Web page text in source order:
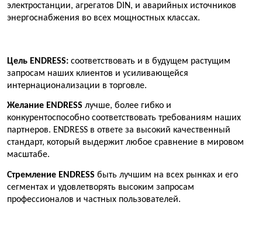
электростанции, агрегатов DIN, и аварийных источников
энергоснабжения во всех мощностных классах.
Цель ENDRESS: соответствовать и в будущем растущим
запросам наших клиентов и усиливающейся
интернационализации в торговле.
Желание ENDRESS лучше, более гибко и
конкурентоспособно соответствовать требованиям наших
партнеров. ENDRESS в ответе за высокий качественный
стандарт, который выдержит любое сравнение в мировом
масштабе.
Стремление ENDRESS быть лучшим на всех рынках и его
сегментах и удовлетворять высоким запросам
профессионалов и частных пользователей.